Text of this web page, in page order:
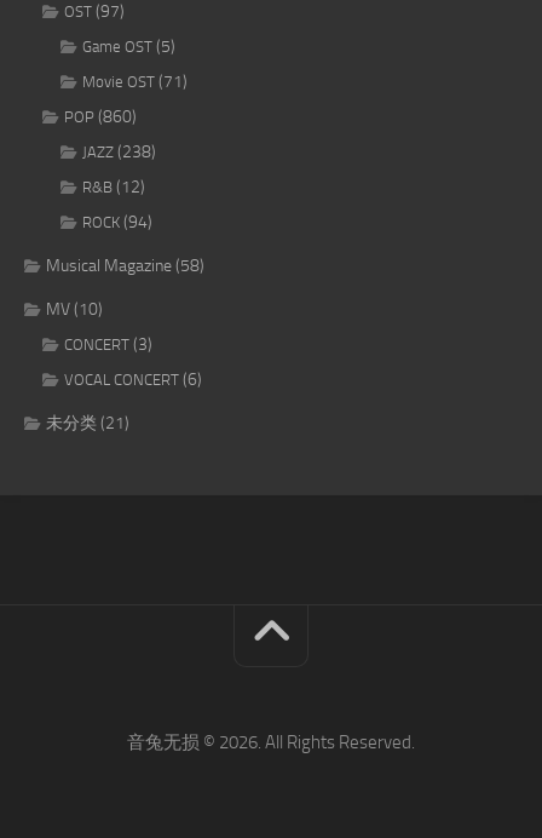
OST (97)
Game OST (5)
Movie OST (71)
POP (860)
JAZZ (238)
R&B (12)
ROCK (94)
Musical Magazine(58)
MV(10)
CONCERT (3)
VOCAL CONCERT (6)
未分类(21)
音兔无损 © 2026. All Rights Reserved.